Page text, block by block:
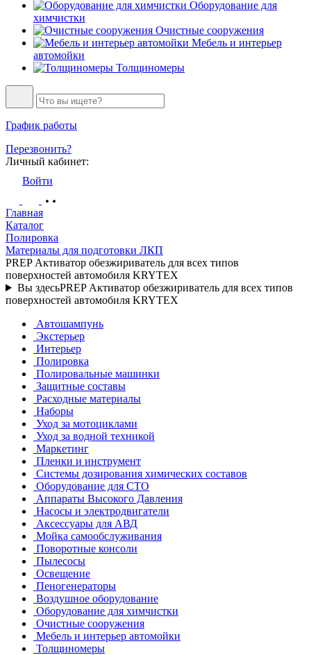
Оборудование для
химчистки
Очистные сооружения
Мебель и интерьер
автомойки
Толщиномеры
График работы
Перезвонить?
Личный кабинет:
Войти
Главная
Каталог
Полировка
Материалы для подготовки ЛКП
PREP Активатор обезжириватель для всех типов
поверхностей автомобиля KRYTEX
Вы здесьPREP Активатор обезжириватель для всех типов
поверхностей автомобиля KRYTEX
Автошампунь
Экстерьер
Интерьер
Полировка
Полировальные машинки
Защитные составы
Расходные материалы
Наборы
Уход за мотоциклами
Уход за водной техникой
Маркетинг
Пленки и инструмент
Системы дозирования химических составов
Оборудование для СТО
Аппараты Высокого Давления
Насосы и электродвигатели
Аксессуары для АВД
Мойка самообслуживания
Поворотные консоли
Пылесосы
Освещение
Пеногенераторы
Воздушное оборудование
Оборудование для химчистки
Очистные сооружения
Мебель и интерьер автомойки
Толщиномеры